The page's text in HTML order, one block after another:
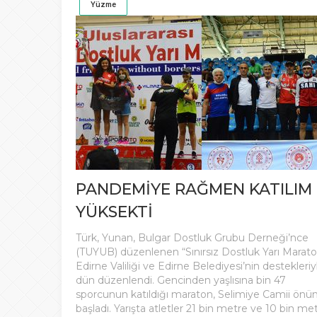
Yüzme
PANDEMİYE RAĞMEN KATILIM
YÜKSEKTİ
Türk, Yunan, Bulgar Dostluk Grubu Derneği’nce
(TUYUB) düzenlenen “Sınırsız Dostluk Yarı
Edirne Valiliği ve Edirne Belediyesi’nin
dün düzenlendi. Gencinden yaşlısına bin 47
sporcunun katıldığı maraton, Selimiye Camii
başladı. Yarışta atletler 21 bin metre ve 10 bin